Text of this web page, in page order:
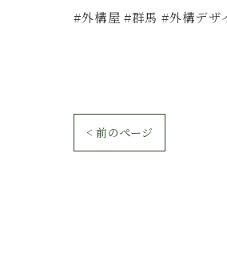
#外構屋 #群馬 #外構デザ
< 前のページ